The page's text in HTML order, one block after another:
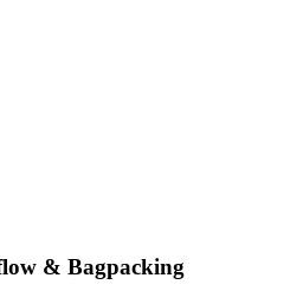
& Bagpacking